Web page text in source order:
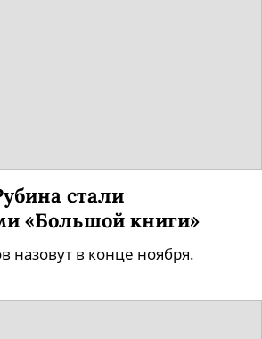
стали
«Большой книги»
назовут в конце ноября.